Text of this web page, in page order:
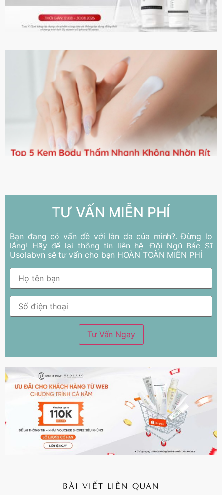
TƯ VẤN MIỄN PHÍ
Bạn đang có vấn đề với làn da của mình?. Đừng lo
lắng! Hãy để lại thông tin liên hệ. Đội Ngũ Bác Sĩ
Usolabvn sẽ tư vấn cho bạn HOÀN TOÀN MIỄN PHÍ
BÀI VIẾT LIÊN QUAN